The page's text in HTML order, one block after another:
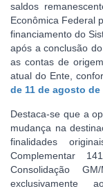
saldos
Econômica Federal
financiamento do
após a conclusão
as contas de
atual do Ente,
de 11 de agosto de
Destaca-se que a
mudança na
finalidades
Complementar
Consolidação
exclusivamente